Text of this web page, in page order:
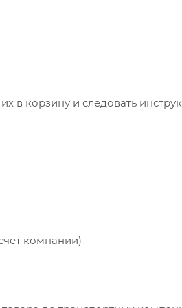
в корзину и следовать
компании)